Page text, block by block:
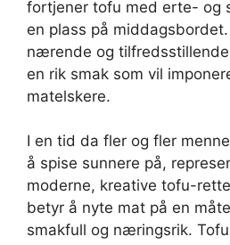
fortjener tofu med erte- og
en plass på
nærende og
en rik smak som vil
matelskere.
I en tid da fler og fler
å spise sunnere på,
moderne, kreative tofu-
betyr å nyte mat på en
smakfull og næringsrik.